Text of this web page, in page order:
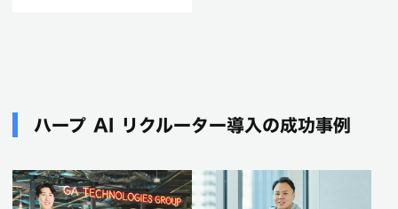
ハープ AI リクルーター導入の成功事例